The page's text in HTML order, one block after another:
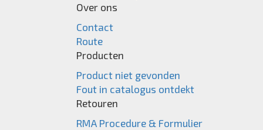
Over ons
Contact
Route
Producten
Product niet gevonden
Fout in catalogus ontdekt
Retouren
RMA Procedure & Formulier